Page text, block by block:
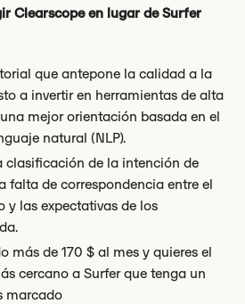
Clearscope en lugar de Surfer
que antepone la calidad a la
a invertir en herramientas de alta
mejor orientación basada en el
natural (NLP).
clasificación de la intención de
falta de correspondencia entre el
y las expectativas de los
más de 170 $ al mes y quieres el
cercano a Surfer que tenga un
marcado